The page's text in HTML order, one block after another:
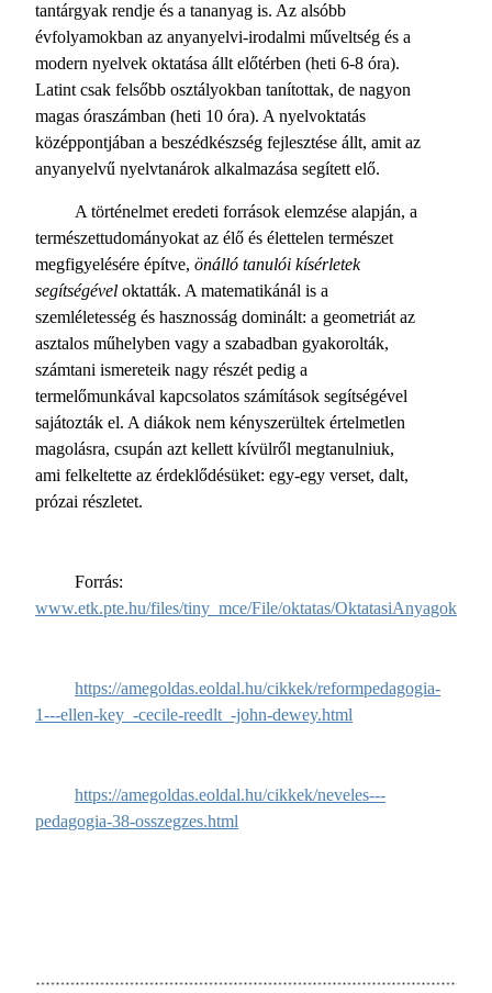
tantárgyak rendje és a tananyag is. Az alsóbb
évfolyamokban az anyanyelvi-irodalmi műveltség és a
modern nyelvek oktatása állt előtérben (heti 6-8 óra).
Latint csak felsőbb osztályokban tanítottak, de nagyon
magas óraszámban (heti 10 óra). A nyelvoktatás
középpontjában a beszédkészség fejlesztése állt, amit az
anyanyelvű nyelvtanárok alkalmazása segített elő.
A történelmet eredeti források elemzése alapján, a
természettudományokat az élő és élettelen természet
megfigyelésére építve, önálló tanulói kísérletek
segítségével oktatták. A matematikánál is a
szemléletesség és hasznosság dominált: a geometriát az
asztalos műhelyben vagy a szabadban gyakorolták,
számtani ismereteik nagy részét pedig a
termelőmunkával kapcsolatos számítások segítségével
sajátozták el. A diákok nem kényszerültek értelmetlen
magolásra, csupán azt kellett kívülről megtanulniuk,
ami felkeltette az érdeklődésüket: egy-egy verset, dalt,
prózai részletet.
Forrás:
www.etk.pte.hu/files/tiny_mce/File/oktatas/OktatasiAnyagok/
https://amegoldas.eoldal.hu/cikkek/reformpedagogia-
1---ellen-key_-cecile-reedlt_-john-dewey.html
https://amegoldas.eoldal.hu/cikkek/neveles---
pedagogia-38-osszegzes.html